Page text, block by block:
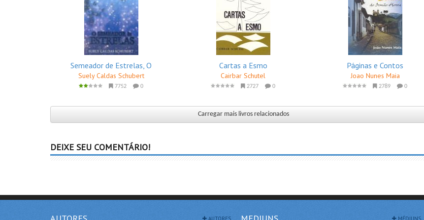
Semeador de Estrelas, O
Suely Caldas Schubert
7752 0
Cartas a Esmo
Cairbar Schutel
2727 0
Páginas e Contos
Joao Nunes Maia
2789 0
Carregar mais livros relacionados
DEIXE SEU COMENTÁRIO!
AUTORES MÉDIUNS